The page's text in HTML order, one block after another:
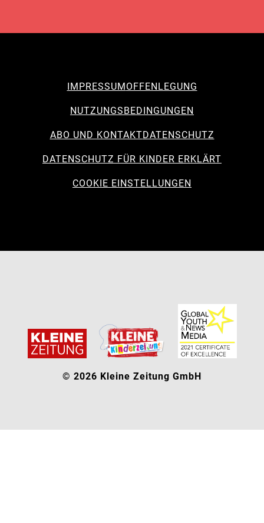
IMPRESSUMOFFENLEGUNG
NUTZUNGSBEDINGUNGEN
ABO UND KONTAKTDATENSCHUTZ
DATENSCHUTZ FÜR KINDER ERKLÄRT
COOKIE EINSTELLUNGEN
© 2026 Kleine Zeitung GmbH